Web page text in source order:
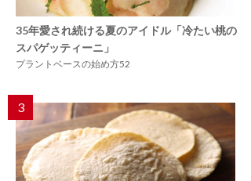
35年愛され続ける夏のアイドル「冷たい桃の
スパゲッティーニ」
プラントベースの始め方52
3